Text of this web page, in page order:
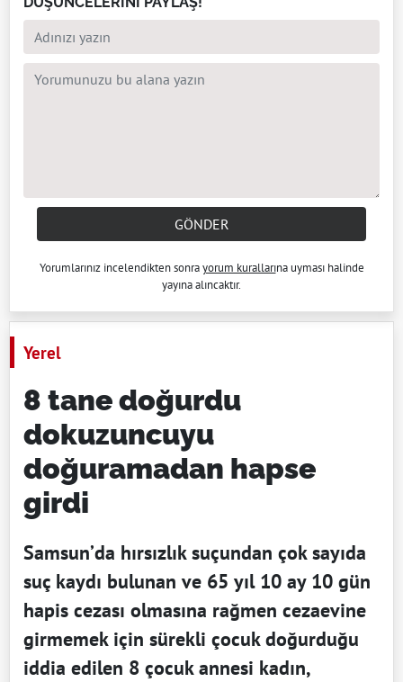
GÖNDER
Yorumlarınız incelendikten sonrayorum kurallarına uyması halinde
yayına alıncaktır.
Yerel
8 tane doğurdu
dokuzuncuyu
doğuramadan hapse
girdi
Samsun’da hırsızlık suçundan çok sayıda
suç kaydı bulunan ve 65 yıl 10 ay 10 gün
hapis cezası olmasına rağmen cezaevine
girmemek için sürekli çocuk doğurduğu
iddia edilen 8 çocuk annesi kadın,